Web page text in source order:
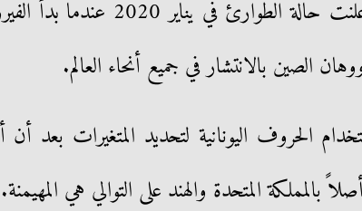
وكانت قد أعلنت حالة الطوارئ
الصين بالانتشار في جميع أنحاء العالم.
الحروف اليونانية لتحديد المتغيرات
بالمملكة المتحدة والهند على التوالي هي المهيمنة.